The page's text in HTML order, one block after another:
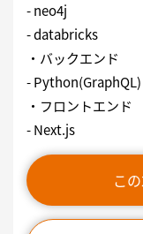
- neo4j
- databricks
・バックエンド
- Python(GraphQL)
・フロントエンド
- Next.js
こ